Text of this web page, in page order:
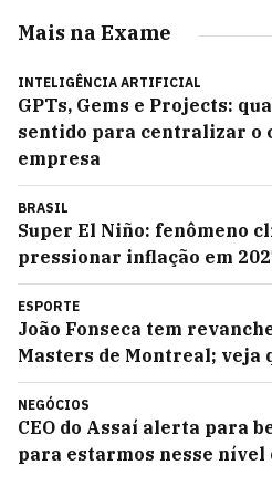
Mais na Exame
INTELIGÊNCIA ARTIFICIAL
GPTs, Gems e Projects:
sentido para centralizar o
empresa
BRASIL
Super El Niño: fenômeno
pressionar inflação em
ESPORTE
João Fonseca tem
Masters de Montreal; veja
NEGÓCIOS
CEO do Assaí alerta para
para estarmos nesse nível